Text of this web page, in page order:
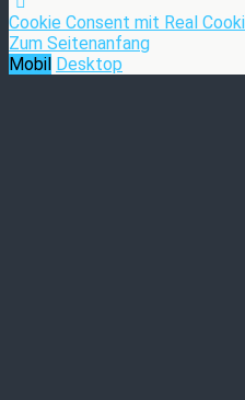
Cookie Consent mit Real
Zum Seitenanfang
Mobil Desktop